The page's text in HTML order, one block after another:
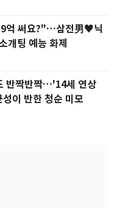
억 써요?"…삼전男♥닉
개팅 예능 화제
반짝반짝…'14세 연상
이 반한 청순 미모